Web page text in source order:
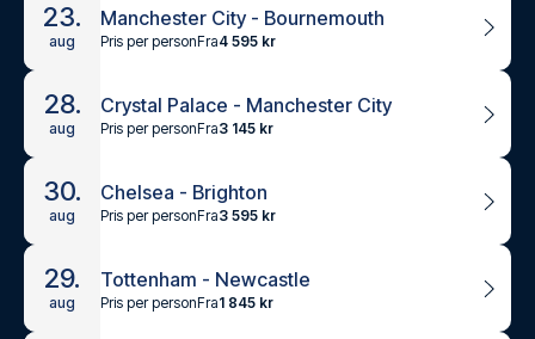
23.
aug
Manchester City - Bournemouth
Pris per personFra4 595 kr
28.
aug
Crystal Palace - Manchester City
Pris per personFra3 145 kr
30.
aug
Chelsea - Brighton
Pris per personFra3 595 kr
29.
aug
Tottenham - Newcastle
Pris per personFra1 845 kr